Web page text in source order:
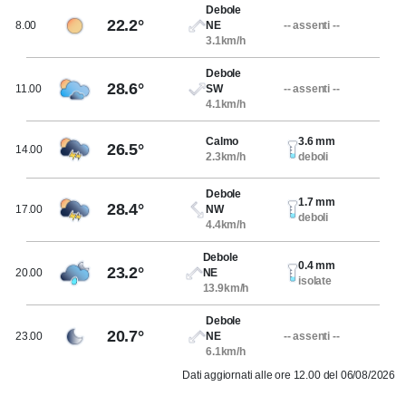
8.00 22.2°
Debole
NE
3.1km/h
-- assenti --
11.00 28.6°
Debole
SW
4.1km/h
-- assenti --
14.00 26.5°
Calmo
2.3km/h
3.6 mm
deboli
17.00 28.4°
Debole
NW
4.4km/h
1.7 mm
deboli
20.00 23.2°
Debole
NE
13.9km/h
0.4 mm
isolate
23.00 20.7°
Debole
NE
6.1km/h
-- assenti --
Dati aggiornati alle ore 12.00 del 06/08/2026